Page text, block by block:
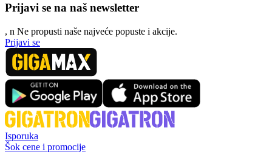
Prijavi se na naš newsletter
, n Ne propusti naše najveće popuste i akcije.
Prijavi se
Isporuka
Šok cene i promocije